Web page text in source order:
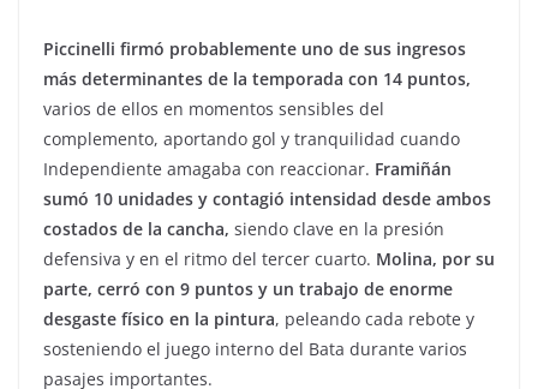
Piccinelli firmó probablemente uno de sus ingresos
más determinantes de la temporada con 14 puntos,
varios de ellos en momentos sensibles del
complemento, aportando gol y tranquilidad cuando
Independiente amagaba con reaccionar. Framiñán
sumó 10 unidades y contagió intensidad desde ambos
costados de la cancha, siendo clave en la presión
defensiva y en el ritmo del tercer cuarto. Molina, por su
parte, cerró con 9 puntos y un trabajo de enorme
desgaste físico en la pintura, peleando cada rebote y
sosteniendo el juego interno del Bata durante varios
pasajes importantes.